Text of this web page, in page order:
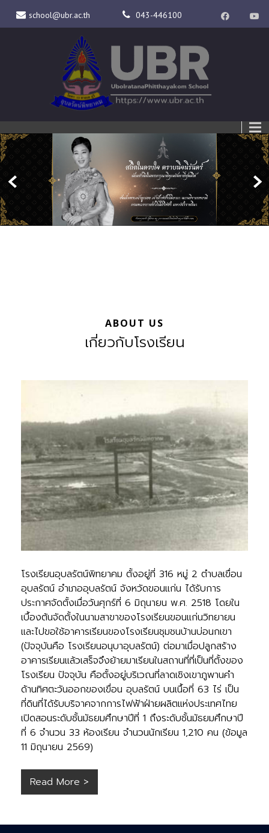
school@ubr.ac.th 043-446100
ABOUT US
เกี่ยวกับโรงเรียน
โรงเรียนอุบลรัตน์พิทยาคม ตั้งอยู่ที่ 316 หมู่ 2 ตำบลเขื่อน
อุบลรัตน์ อำเภออุบลรัตน์ จังหวัดขอนแก่น ได้รับการ
ประกาศจัดตั้งเมื่อวันศุกร์ที่ 6 มิถุนายน พ.ศ. 2518 โดยใน
เบื้องต้นจัดตั้งในนามสาขาของโรงเรียนขอนแก่นวิทยายน
และไปขอใช้อาคารเรียนของโรงเรียนชุมชนบ้านบ่อนกเขา
(ปัจจุบันคือ โรงเรียนอนุบาอุบลรัตน์) ต่อมาเมื่อปลูกสร้าง
อาคารเรียนแล้วเสร็จจึงย้ายมาเรียนในสถานที่ที่เป็นที่ตั้งของ
โรงเรียน ปัจจุบัน คือตั้งอยู่บริเวณที่ลาดเชิงเขาภูพานคำ
ด้านทิศตะวันออกของเขื่อน อุบลรัตน์ บนเนื้อที่ 63 ไร่ เป็น
ที่ดินที่ได้รับบริจาคจากการไฟฟ้าฝ่ายผลิตแห่งประเทศไทย
เปิดสอนระดับชั้นมัธยมศึกษาปีที่ 1 ถึงระดับชั้นมัธยมศึกษาปี
ที่ 6 จำนวน 33 ห้องเรียน จำนวนนักเรียน 1,210 คน (ข้อมูล
11 มิถุนายน 2569)
Read More >